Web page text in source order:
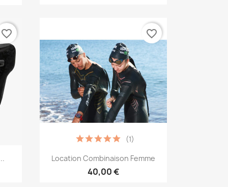
favorite_border
Vorschau
Location Combinaison Femme
40,00 €
(1)
favorite_border